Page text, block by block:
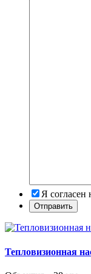
Я согласен
Тепловизионная